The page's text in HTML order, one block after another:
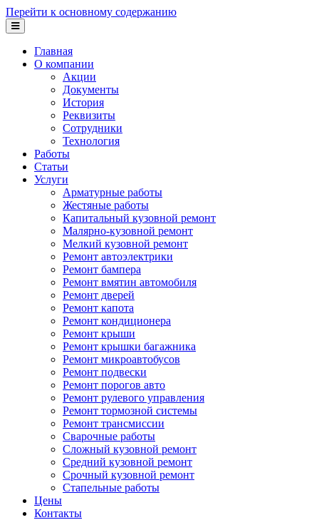
Перейти к основному содержанию
Главная
О компании
Акции
Документы
История
Реквизиты
Сотрудники
Технология
Работы
Статьи
Услуги
Арматурные работы
Жестяные работы
Капитальный кузовной ремонт
Малярно-кузовной ремонт
Мелкий кузовной ремонт
Ремонт автоэлектрики
Ремонт бампера
Ремонт вмятин автомобиля
Ремонт дверей
Ремонт капота
Ремонт кондиционера
Ремонт крыши
Ремонт крышки багажника
Ремонт микроавтобусов
Ремонт подвески
Ремонт порогов авто
Ремонт рулевого управления
Ремонт тормозной системы
Ремонт трансмиссии
Сварочные работы
Сложный кузовной ремонт
Средний кузовной ремонт
Срочный кузовной ремонт
Стапельные работы
Цены
Контакты